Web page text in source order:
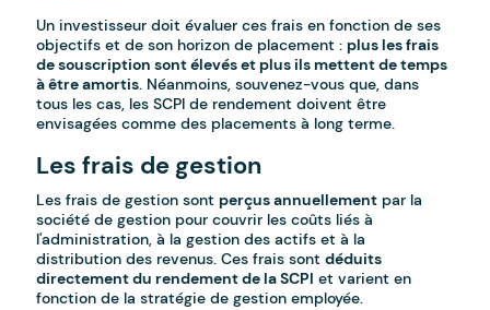
Un investisseur doit évaluer ces frais en fonction de ses
objectifs et de son horizon de placement :plus les frais
de souscription sont élevés et plus ils mettent de temps
à être amortis. Néanmoins, souvenez-vous que, dans
tous les cas, les SCPI de rendement doivent être
envisagées comme des placements à long terme.
Les frais de gestion
Les frais de gestion sontperçus annuellement par la
société de gestion pour couvrir les coûts liés à
l'administration, à la gestion des actifs et à la
distribution des revenus. Ces frais sontdéduits
directement du rendement de la SCPI et varient en
fonction de la stratégie de gestion employée.